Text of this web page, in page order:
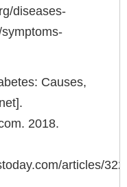
diseases-
Causes,
2018.
articles/